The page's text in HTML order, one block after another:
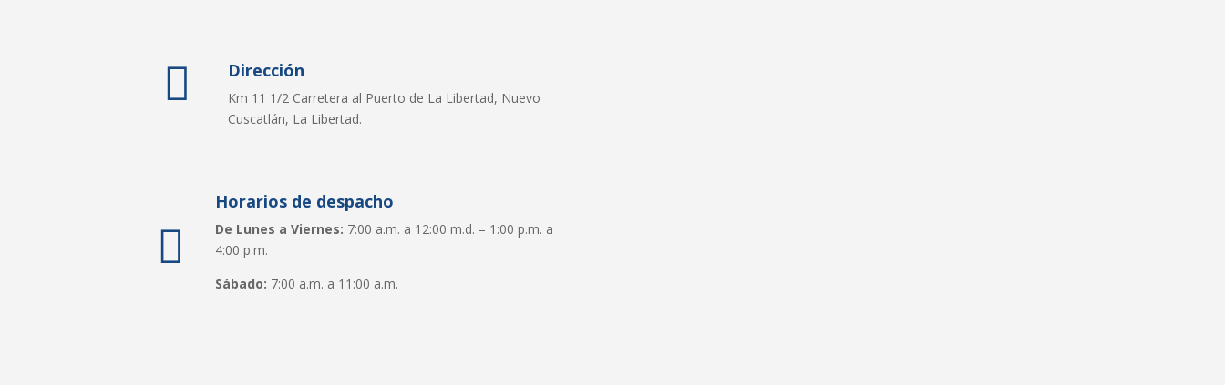
 Dirección
Km 11 1/2 Carretera al Puerto de La Libertad, Nuevo
Cuscatlán, La Libertad.

Horarios de despacho
De Lunes a Viernes: 7:00 a.m. a 12:00 m.d. – 1:00 p.m. a
4:00 p.m.
Sábado: 7:00 a.m. a 11:00 a.m.